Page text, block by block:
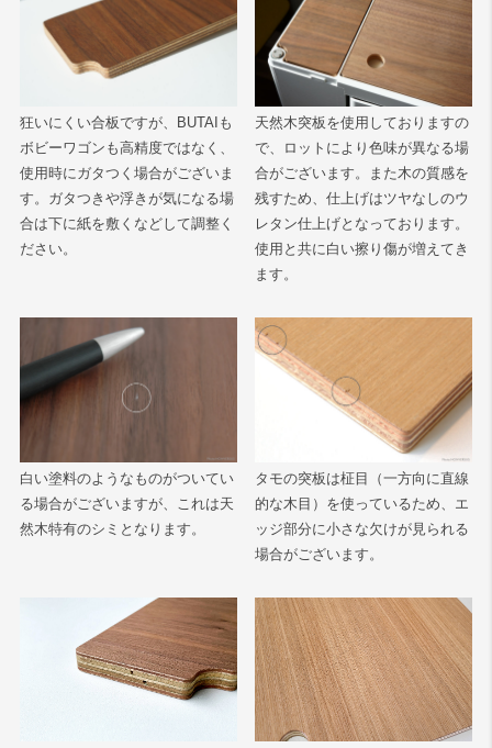
狂いにくい合板ですが、BUTAIも
ボビーワゴンも高精度ではなく、
使用時にガタつく場合がございま
す。ガタつきや浮きが気になる場
合は下に紙を敷くなどして調整く
ださい。
天然木突板を使用しておりますの
で、ロットにより色味が異なる場
合がございます。また木の質感を
残すため、仕上げはツヤなしのウ
レタン仕上げとなっております。
使用と共に白い擦り傷が増えてき
ます。
白い塗料のようなものがついてい
る場合がございますが、これは天
然木特有のシミとなります。
タモの突板は柾目（一方向に直線
的な木目）を使っているため、エ
ッジ部分に小さな欠けが見られる
場合がございます。